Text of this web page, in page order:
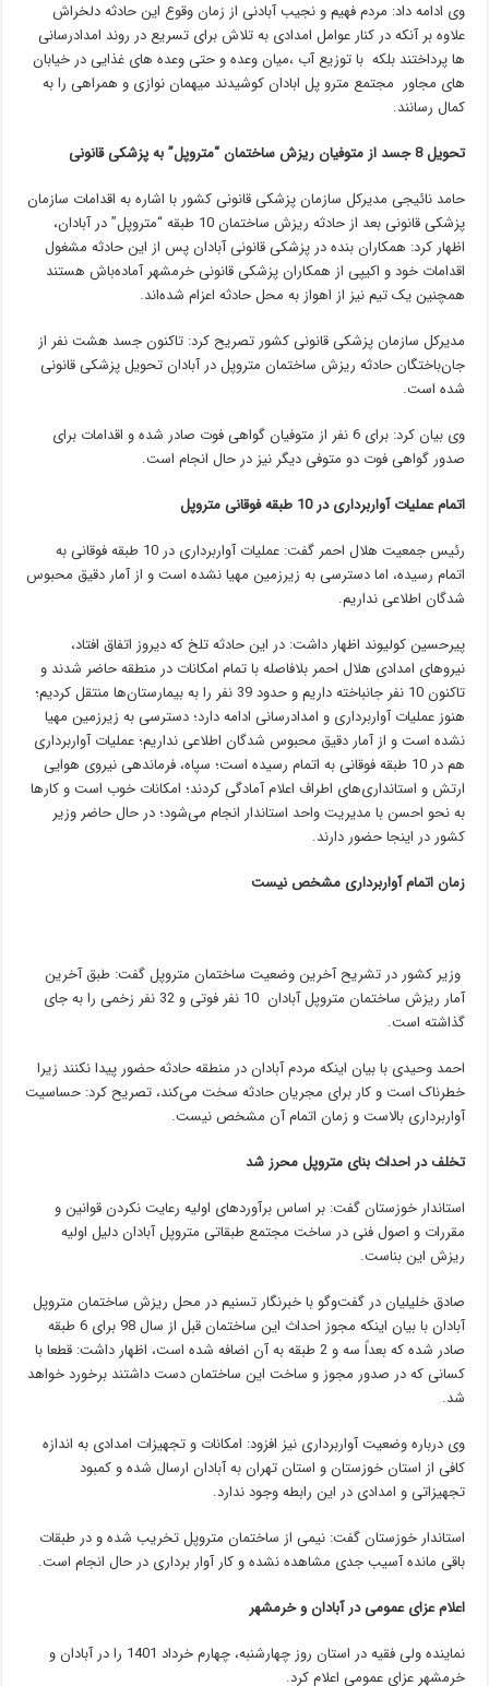
وی ادامه داد: مردم فهیم و نجیب آبادنی از زمان وقوع این حادثه دلخراش
علاوه بر آنکه در کنار عوامل امدادی به تلاش برای تسریع در روند امدادرسانی
ها پرداختند بلکه با توزیع آب ،میان وعده و حتی وعده های غذایی در خیابان
های مجاور مجتمع مترو پل ابادان کوشیدند میهمان نوازی و همراهی را به
کمال رسانند.
تحویل 8 جسد از متوفیان ریزش ساختمان “متروپل” به پزشکی قانونی
حامد نائیجی مدیرکل سازمان پزشکی قانونی کشور ‌با اشاره به اقدامات سازمان
پزشکی قانونی بعد از حادثه ریزش ساختمان 10 طبقه “متروپل” در آبادان،
اظهار کرد: همکاران بنده در پزشکی قانونی آبادان پس از این حادثه مشغول
اقدامات‌ خود و اکیپی از همکاران پزشکی قانونی خرمشهر‌ آماده‌باش هستند
همچنین یک تیم نیز از اهواز به محل حادثه اعزام شده‌اند.
مدیرکل سازمان پزشکی قانونی کشور تصریح کرد: تاکنون جسد هشت نفر از
جان‌باختگان حادثه ریزش ساختمان متروپل در آبادان تحویل پزشکی قانونی
شده است.
وی‌ بیان کرد: برای 6 نفر از متوفیان گواهی فوت صادر شده و اقدامات برای
صدور گواهی فوت دو متوفی دیگر نیز در حال انجام است.
اتمام عملیات آواربرداری در 10 طبقه فوقانی متروپل
رئیس جمعیت هلال احمر گفت: عملیات آواربرداری در 10 طبقه فوقانی به
اتمام رسیده، اما دسترسی به زیرزمین مهیا نشده است و از آمار دقیق محبوس
شدگان اطلاعی نداریم.
پیرحسین کولیوند اظهار داشت: در این حادثه تلخ که دیروز اتفاق افتاد،
نیرو‌های امدادی هلال احمر بلافاصله با تمام امکانات در منطقه حاضر شدند و
تاکنون 10 نفر جانباخته داریم و حدود 39 نفر را به بیمارستان‌ها منتقل کردیم؛
هنوز عملیات آواربرداری و امدادرسانی ادامه دارد؛ دسترسی به زیرزمین مهیا
نشده است و از آمار دقیق محبوس شدگان اطلاعی نداریم؛ عملیات آواربرداری
هم در 10 طبقه فوقانی به اتمام رسیده است؛ سپاه، فرماندهی نیروی هوایی
ارتش و استانداری‌های اطراف اعلام آمادگی کردند؛ امکانات خوب است و کار‌ها
به نحو احسن با مدیریت واحد استاندار انجام می‌شود؛ در حال حاضر وزیر
کشور در اینجا حضور دارند.
‌زمان اتمام آواربرداری مشخص نیست
وزیر کشور در تشریح آخرین وضعیت ساختمان متروپل گفت:‌‌ طبق آخرین
آمار ریزش ساختمان متروپل آبادان 10 نفر فوتی و 32 نفر زخمی را به جای
گذاشته است.
احمد وحیدی با بیان اینکه مردم آبادان در منطقه حادثه حضور پیدا نکنند زیرا
خطرناک است و کار برای مجریان حادثه سخت می‌کند، تصریح کرد: حساسیت
آواربرداری بالاست و زمان اتمام آن مشخص نیست.
تخلف در احداث بنای متروپل محرز شد
استاندار خوزستان گفت: بر اساس برآوردهای اولیه رعایت نکردن قوانین و
مقررات و اصول فنی در ساخت مجتمع طبقاتی متروپل آبادان دلیل اولیه
ریزش این بناست.
صادق خلیلیان در گفت‌و‌گو با خبرنگار تسنیم در محل ریزش ساختمان متروپل
آبادان با بیان اینکه مجوز احداث این ساختمان قبل از سال 98 برای 6 طبقه
صادر شده که بعداً سه و 2 طبقه به آن اضافه شده است، اظهار داشت: قطعا با
کسانی که در صدور مجوز و ساخت این ساختمان دست داشتند برخورد خواهد
شد.
وی درباره وضعیت آو‌اربرداری نیز افزود: امکانات و تجهیزات امدادی به اندازه
کافی از استان خوزستان و استان تهران به آبادان ارسال شده و کمبود
تجهیزاتی و امدادی در این رابطه وجود ندارد.
استاندار خوزستان گفت: نیمی از ساختمان متروپل تخریب شده و در طبقات
باقی مانده آسیب جدی مشاهده نشده و کار آوار برداری در حال انجام است.
اعلام عزای عمومی در آبادان و خرمشهر
نماینده ولی فقیه در استان روز چهارشنبه، چهارم خرداد 1401 را در آبادان و
خرمشهر عزای عمومی اعلام کرد.